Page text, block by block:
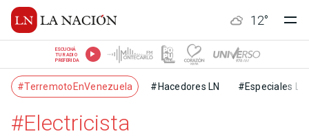
12°
ESCUCHÁ
TU RADIO
PREFERIDA
#TerremotoEnVenezuela #Hacedores LN #Especiales LN
#Electricista